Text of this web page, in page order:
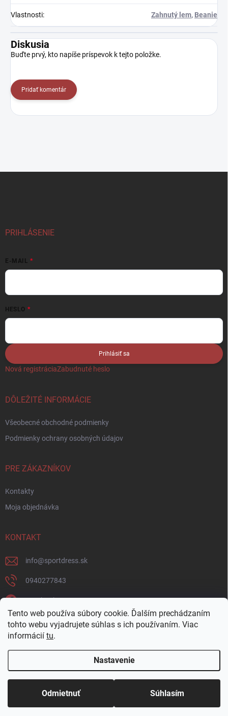
Tento web používa súbory cookie. Ďalším prechádzaním
tohto webu vyjadrujete súhlas s ich používaním. Viac
informácií tu.
Nastavenie
Odmietnuť Súhlasím
Vlastnosti: Zahnutý lem, Beanie
Diskusia
Buďte prvý, kto napíše príspevok k tejto položke.
Pridať komentár
PRIHLÁSENIE
E-MAIL
HESLO
Prihlásiť sa
Nová registráciaZabudnuté heslo
DÔLEŽITÉ INFORMÁCIE
Všeobecné obchodné podmienky
Podmienky ochrany osobných údajov
PRE ZÁKAZNÍKOV
Kontakty
Moja objednávka
KONTAKT
info@sportdress.sk
0940277843
Facebook
sportdresssk
0940277843
Vytvoril Shoptet
Copyright 2026 . Všetky práva vyhradené.